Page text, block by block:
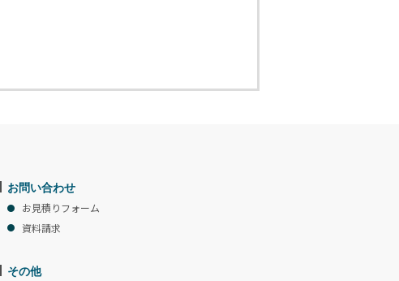
お問い合わせ
お見積りフォーム
資料請求
その他